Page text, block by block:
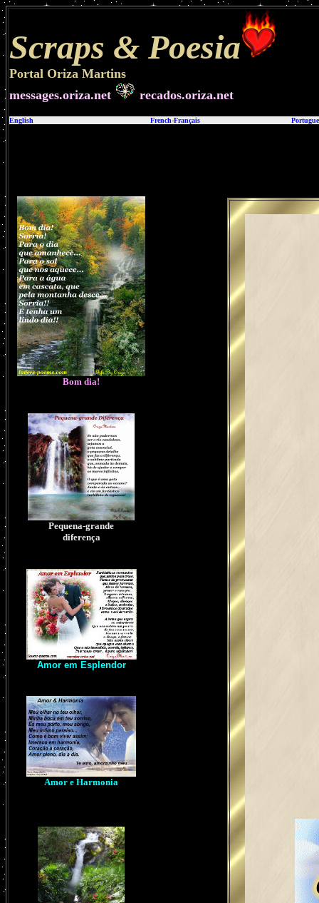
Scraps & Poesia
Portal Oriza Martins
messages.oriza.net
recados.oriza.net
English French-Français
Bom dia!
Pequena-grande
diferença
Amor em Esplendor
Amor e Harmonia